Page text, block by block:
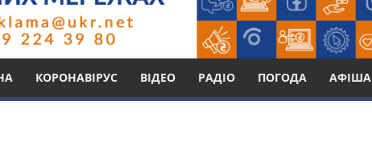
КОРОНАВІРУС ВІДЕО РАДІО ПОГОДА АФІША
малюнків